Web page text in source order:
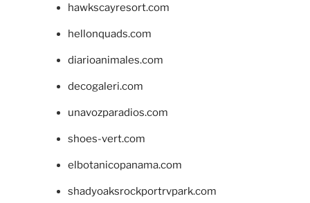
hawkscayresort.com
hellonquads.com
diarioanimales.com
decogaleri.com
unavozparadios.com
shoes-vert.com
elbotanicopanama.com
shadyoaksrockportrvpark.com